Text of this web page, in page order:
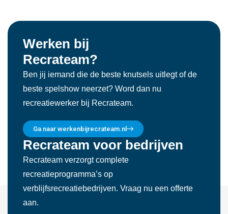
Werken bij
Recrateam?
Ben jij iemand die de beste knutsels uitlegt of de
beste spelshow neerzet? Word dan nu
recreatiewerker bij Recrateam.
Ga naar werkenbijrecrateam.nl
Recrateam voor bedrijven
Recrateam verzorgt complete
recreatieprogramma’s op
verblijfsrecreatiebedrijven. Vraag nu een offerte
aan.